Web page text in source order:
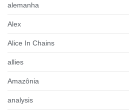
alemanha
Alex
Alice In Chains
allies
Amazônia
analysis